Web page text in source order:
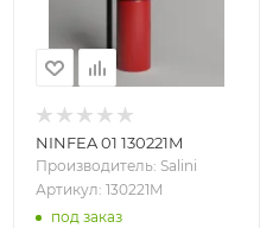
NINFEA 01 130221M
Производитель: Salini
Артикул: 130221M
под заказ